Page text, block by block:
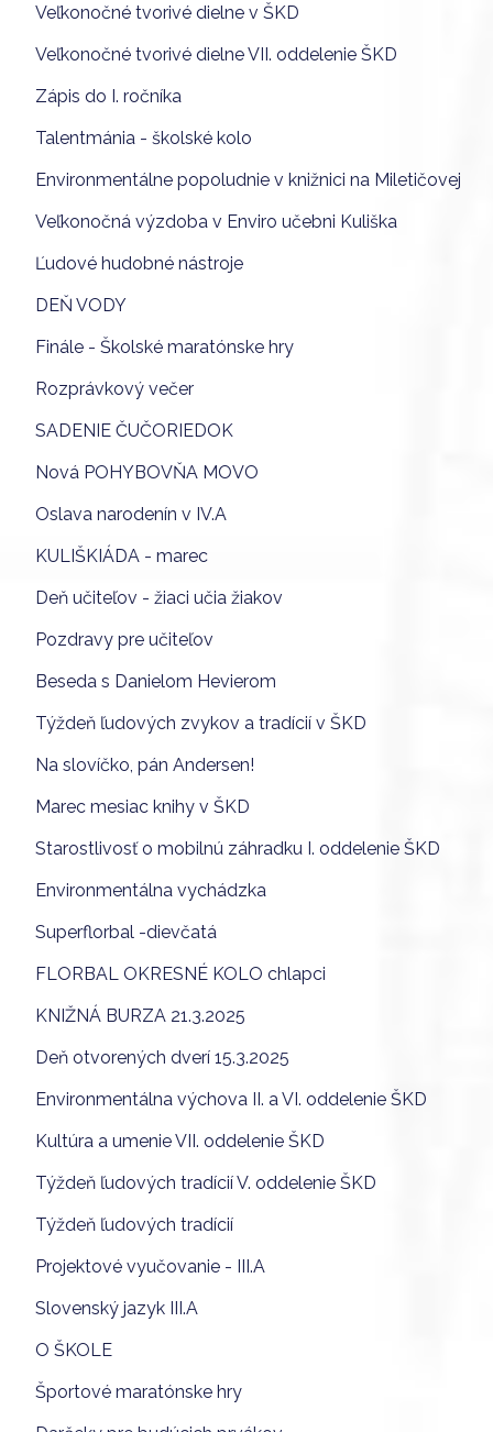
Veľkonočné tvorivé dielne v ŠKD
Veľkonočné tvorivé dielne VII. oddelenie ŠKD
Zápis do I. ročníka
Talentmánia - školské kolo
Environmentálne popoludnie v knižnici na Miletičovej
Veľkonočná výzdoba v Enviro učebni Kuliška
Ľudové hudobné nástroje
DEŇ VODY
Finále - Školské maratónske hry
Rozprávkový večer
SADENIE ČUČORIEDOK
Nová POHYBOVŇA MOVO
Oslava narodenín v IV.A
KULIŠKIÁDA - marec
Deň učiteľov - žiaci učia žiakov
Pozdravy pre učiteľov
Beseda s Danielom Hevierom
Týždeň ľudových zvykov a tradícií v ŠKD
Na slovíčko, pán Andersen!
Marec mesiac knihy v ŠKD
Starostlivosť o mobilnú záhradku I. oddelenie ŠKD
Environmentálna vychádzka
Superflorbal -dievčatá
FLORBAL OKRESNÉ KOLO chlapci
KNIŽNÁ BURZA 21.3.2025
Deň otvorených dverí 15.3.2025
Environmentálna výchova II. a VI. oddelenie ŠKD
Kultúra a umenie VII. oddelenie ŠKD
Týždeň ľudových tradícií V. oddelenie ŠKD
Týždeň ľudových tradícií
Projektové vyučovanie - III.A
Slovenský jazyk III.A
O ŠKOLE
Športové maratónske hry